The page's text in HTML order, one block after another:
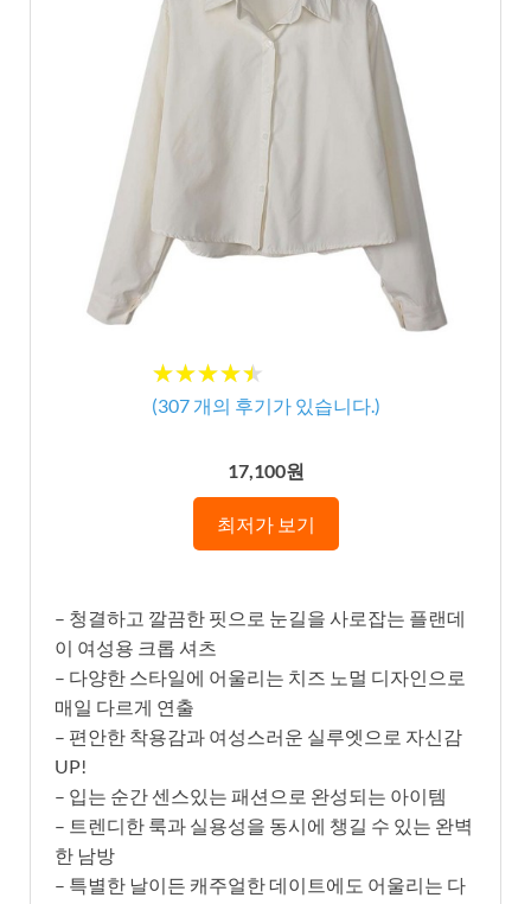
★★★★★
★★★★★
(307개의 후기가 있습니다.)
17,100원
최저가 보기
– 청결하고 깔끔한 핏으로 눈길을 사로잡는 플랜데
이 여성용 크롭 셔츠
– 다양한 스타일에 어울리는 치즈 노멀 디자인으로
매일 다르게 연출
– 편안한 착용감과 여성스러운 실루엣으로 자신감
UP!
– 입는 순간 센스있는 패션으로 완성되는 아이템
– 트렌디한 룩과 실용성을 동시에 챙길 수 있는 완벽
한 남방
– 특별한 날이든 캐주얼한 데이트에도 어울리는 다